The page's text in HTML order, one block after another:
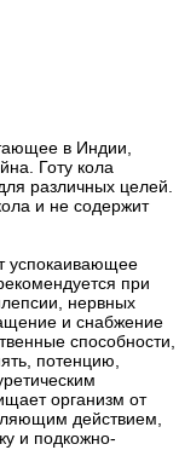
в Индии,
Готу кола
различных целей.
и не содержит
успокаивающее
при
нервных
и снабжение
способности,
потенцию,
организм от
действием,
и подкожно-